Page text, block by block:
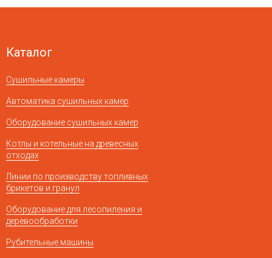
Каталог
Сушильные камеры
Автоматика сушильных камер
Оборудование сушильных камер
Котлы и котельные на древесных
отходах
Линии по производству топливных
брикетов и гранул
Оборудование для лесопиления и
деревообработки
Рубительные машины